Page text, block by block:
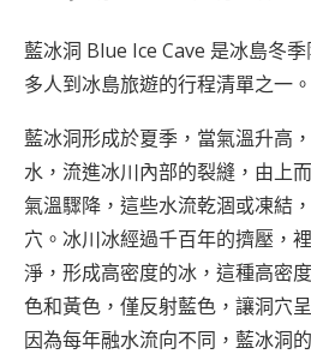
藍冰洞 Blue Ice Cave 是冰島冬
多人到冰島旅遊的行程清單之一。
藍冰洞形成於夏季，當氣溫升高
水，流進冰川內部的裂縫，由上
氣溫驟降，這些水流乾涸或凍結
穴。冰川冰經過千百年的擠壓，
淨，形成高密度的冰，這種高密
色和黃色，僅反射藍色，讓洞穴
因為每年融水流向不同，藍冰洞